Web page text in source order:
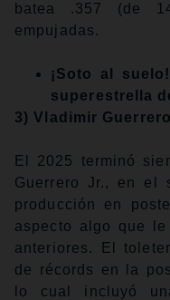
batea .357 (de
empujadas.
¡Soto al
superestrella
3) Vladimir
El 2025 terminó
Guerrero Jr., en el
producción en
aspecto algo que
anteriores. El
de récords en la
lo cual incluyó